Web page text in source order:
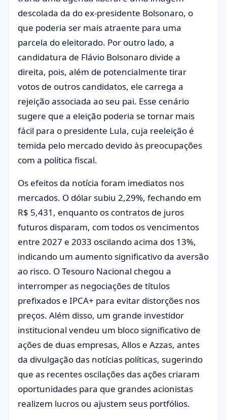
descolada da do ex-presidente Bolsonaro, o
que poderia ser mais atraente para uma
parcela do eleitorado. Por outro lado, a
candidatura de Flávio Bolsonaro divide a
direita, pois, além de potencialmente tirar
votos de outros candidatos, ele carrega a
rejeição associada ao seu pai. Esse cenário
sugere que a eleição poderia se tornar mais
fácil para o presidente Lula, cuja reeleição é
temida pelo mercado devido às preocupações
com a política fiscal.
Os efeitos da notícia foram imediatos nos
mercados. O dólar subiu 2,29%, fechando em
R$ 5,431, enquanto os contratos de juros
futuros disparam, com todos os vencimentos
entre 2027 e 2033 oscilando acima dos 13%,
indicando um aumento significativo da aversão
ao risco. O Tesouro Nacional chegou a
interromper as negociações de títulos
prefixados e IPCA+ para evitar distorções nos
preços. Além disso, um grande investidor
institucional vendeu um bloco significativo de
ações de duas empresas, Allos e Azzas, antes
da divulgação das notícias políticas, sugerindo
que as recentes oscilações das ações criaram
oportunidades para que grandes acionistas
realizem lucros ou ajustem seus portfólios.